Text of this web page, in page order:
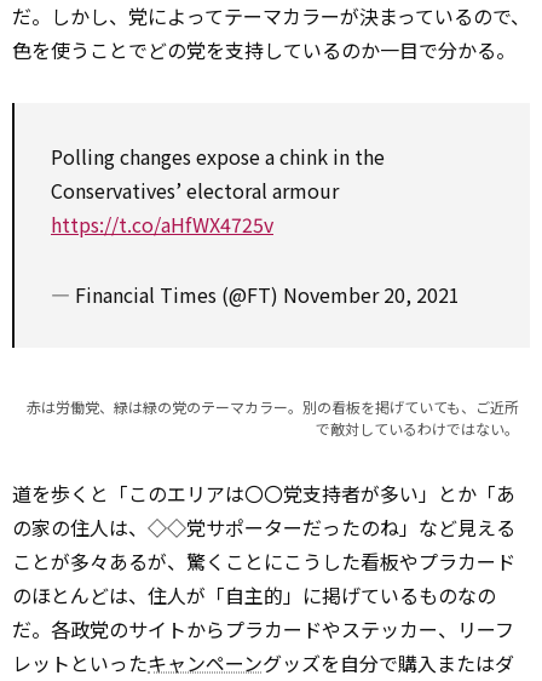
だ。しかし、党によってテーマカラーが決まっているので、
色を使うことでどの党を支持しているのか一目で分かる。
Polling changes expose a chink in the
Conservatives’ electoral armour
https://t.co/aHfWX4725v
— Financial Times (@FT) November 20, 2021
赤は労働党、緑は緑の党のテーマカラー。別の看板を掲げていても、ご近所
で敵対しているわけではない。
道を歩くと「このエリアは〇〇党支持者が多い」とか「あ
の家の住人は、◇◇党サポーターだったのね」など見える
ことが多々あるが、驚くことにこうした看板やプラカード
のほとんどは、住人が「自主的」に掲げているものなの
だ。各政党のサイトからプラカードやステッカー、リーフ
レットといったキャンペーングッズを自分で購入またはダ